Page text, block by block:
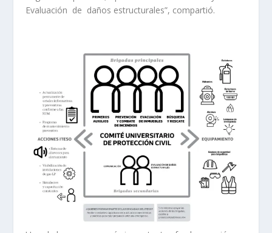
Evaluación de daños estructurales”, compartió.